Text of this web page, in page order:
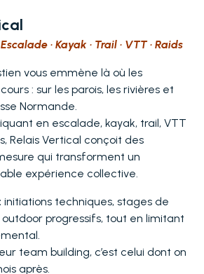
· Kayak · Trail · VTT · Raids
vous emmène là où les
: sur les parois, les rivières et
Normande.
en escalade, kayak, trail, VTT
Relais Vertical conçoit des
qui transforment un
expérience collective.
initiations techniques, stages de
progressifs, tout en limitant
team building, c’est celui dont on
après.